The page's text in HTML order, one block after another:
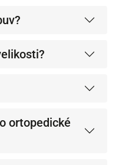
ortopedické